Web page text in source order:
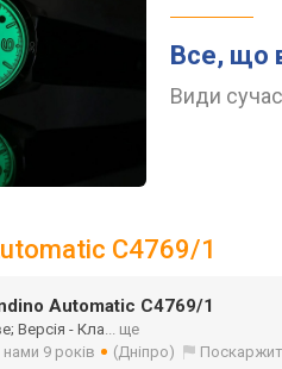
Все, що
Види
C4769/1
Automatic C4769/1
Версія - Кла... ще
нами 9 років (Дніпро)